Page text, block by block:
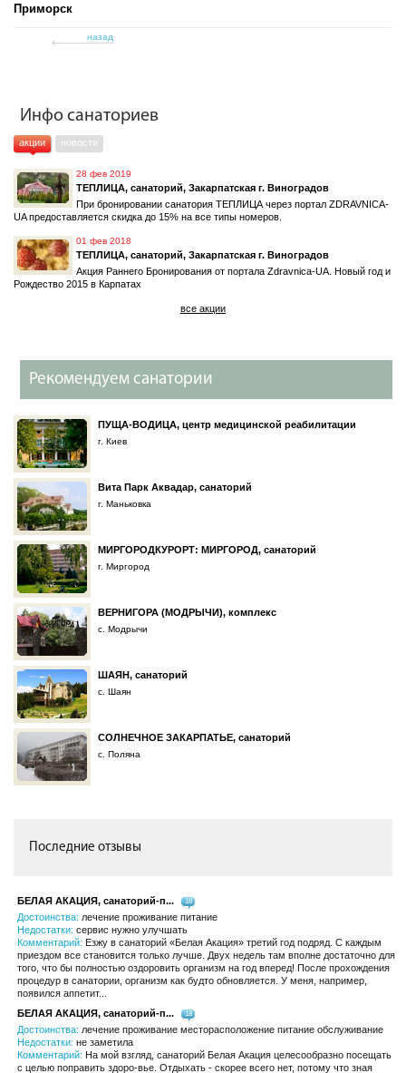
Приморск
назад
Инфо санаториев
акции новости
28 фев 2019
ТЕПЛИЦА, санаторий, Закарпатская г. Виноградов
При бронировании санатория ТЕПЛИЦА через портал ZDRAVNICA-
UA предоставляется скидка до 15% на все типы номеров.
01 фев 2018
ТЕПЛИЦА, санаторий, Закарпатская г. Виноградов
Акция Раннего Бронирования от портала Zdravnica-UA. Новый год и
Рождество 2015 в Карпатах
все акции
Рекомендуем санатории
ПУЩА-ВОДИЦА, центр медицинской реабилитации
г. Киев
Вита Парк Аквадар, санаторий
г. Маньковка
МИРГОРОДКУРОРТ: МИРГОРОД, санаторий
г. Миргород
ВЕРНИГОРА (МОДРЫЧИ), комплекс
с. Модрычи
ШАЯН, санаторий
с. Шаян
СОЛНЕЧНОЕ ЗАКАРПАТЬЕ, санаторий
с. Поляна
Последние отзывы
БЕЛАЯ АКАЦИЯ, санаторий-п... 18
Достоинства: лечение проживание питание
Недостатки: сервис нужно улучшать
Комментарий: Езжу в санаторий «Белая Акация» третий год подряд. С каждым
приездом все становится только лучше. Двух недель там вполне достаточно для
того, что бы полностью оздоровить организм на год вперед! После прохождения
процедур в санатории, организм как будто обновляется. У меня, например,
появился аппетит...
БЕЛАЯ АКАЦИЯ, санаторий-п...
18
Достоинства: лечение проживание месторасположение питание обслуживание
Недостатки: не заметила
Комментарий: На мой взгляд, санаторий Белая Акация целесообразно посещать
с целью поправить здоро-вье. Отдыхать - скорее всего нет, потому что зная